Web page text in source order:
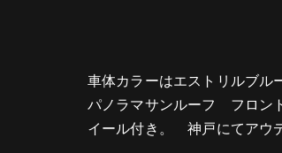
車体カラーはエストリルブ
パノラマサンルーフ フロン
イール付き。 神戸にてアウ